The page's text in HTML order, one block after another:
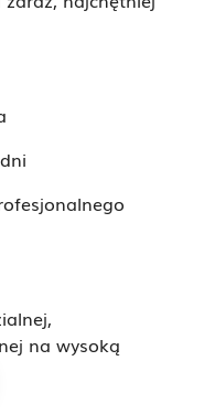
na wysoką